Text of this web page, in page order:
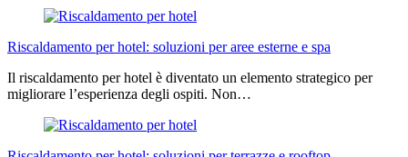
Riscaldamento per hotel: soluzioni per aree esterne e spa
Il riscaldamento per hotel è diventato un elemento strategico per
migliorare l’esperienza degli ospiti. Non…